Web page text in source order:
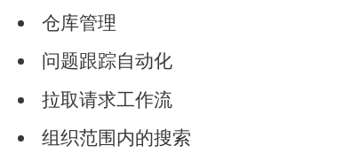
仓库管理
问题跟踪自动化
拉取请求工作流
组织范围内的搜索